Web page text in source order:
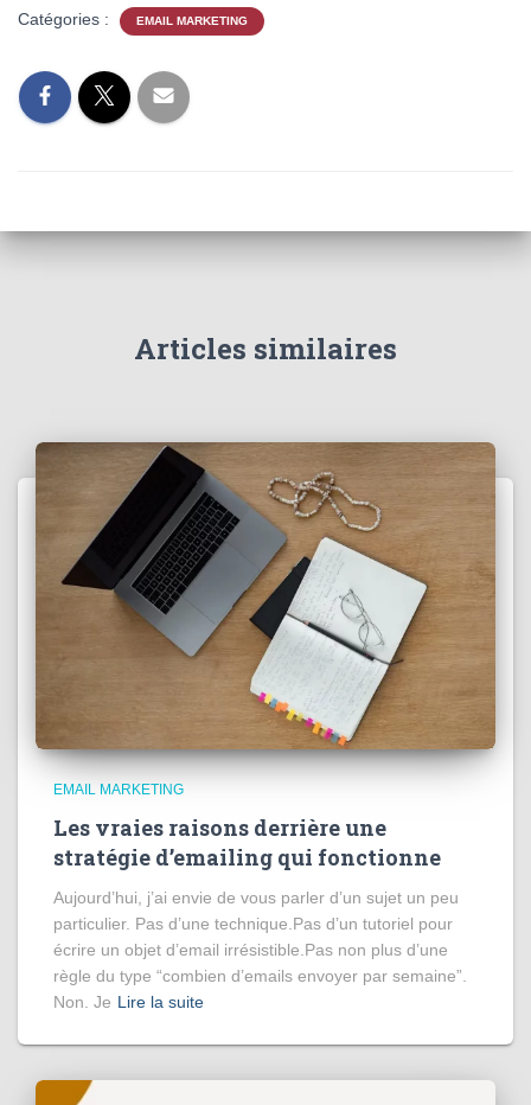
Catégories : EMAIL MARKETING
Articles similaires
EMAIL MARKETING
Les vraies raisons derrière une
stratégie d’emailing qui fonctionne
Aujourd’hui, j’ai envie de vous parler d’un sujet un peu
particulier. Pas d’une technique.Pas d’un tutoriel pour
écrire un objet d’email irrésistible.Pas non plus d’une
règle du type “combien d’emails envoyer par semaine”.
Non. Je Lire la suite